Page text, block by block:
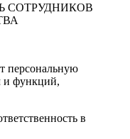
СОТРУДНИКОВ
персональную
и функций,
в